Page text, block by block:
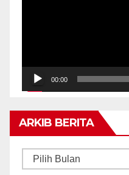
00:00
ARKIB BERITA
ARKIB